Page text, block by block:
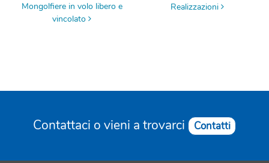
Mongolfiere in volo libero e
vincolato
Realizzazioni
Contattaci o vieni a trovarci Contatti